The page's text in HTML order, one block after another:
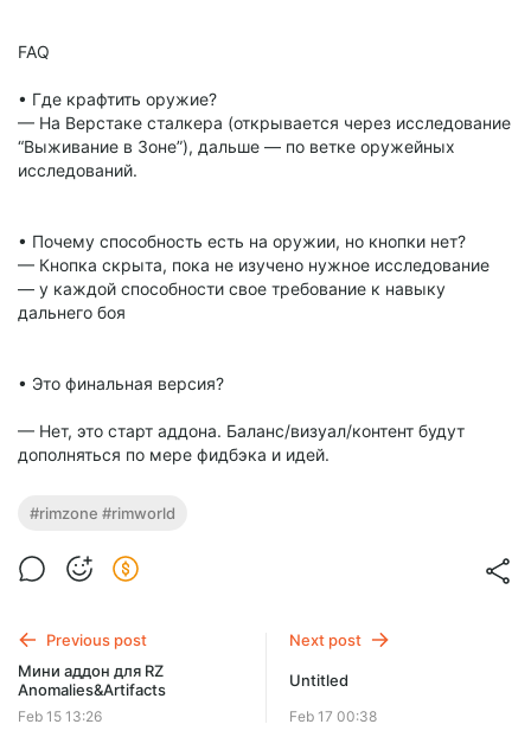
FAQ
• Где крафтить оружие?
— На Верстаке сталкера (открывается через исследование
“Выживание в Зоне”), дальше — по ветке оружейных
исследований.
• Почему способность есть на оружии, но кнопки нет?
— Кнопка скрыта, пока не изучено нужное исследование
— у каждой способности свое требование к навыку
дальнего боя
• Это финальная версия?
— Нет, это старт аддона. Баланс/визуал/контент будут
дополняться по мере фидбэка и идей.
#rimzone #rimworld
Previous post
Мини аддон для RZ
Anomalies&Artifacts
Feb 15 13:26
Next post
Untitled
Feb 17 00:38